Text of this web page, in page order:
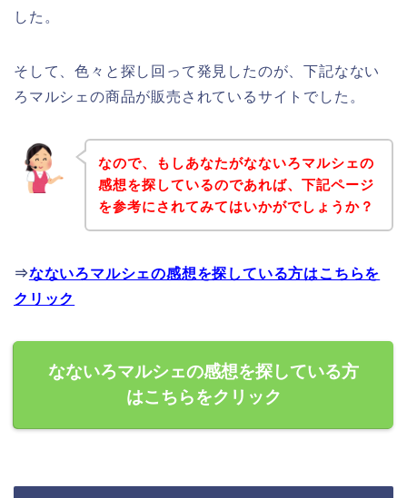
した。
そして、色々と探し回って発見したのが、下記なない
ろマルシェの商品が販売されているサイトでした。
なので、もしあなたがなないろマルシェの
感想を探しているのであれば、下記ページ
を参考にされてみてはいかがでしょうか？
⇒なないろマルシェの感想を探している方はこちらを
クリック
なないろマルシェの感想を探している方
はこちらをクリック